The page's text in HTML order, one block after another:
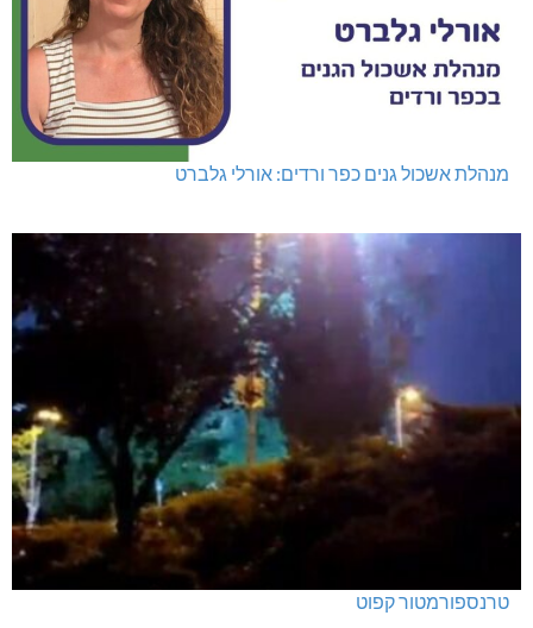
מנהלת אשכול גנים כפר ורדים: אורלי גלברט
טרנספורמטור קפוט